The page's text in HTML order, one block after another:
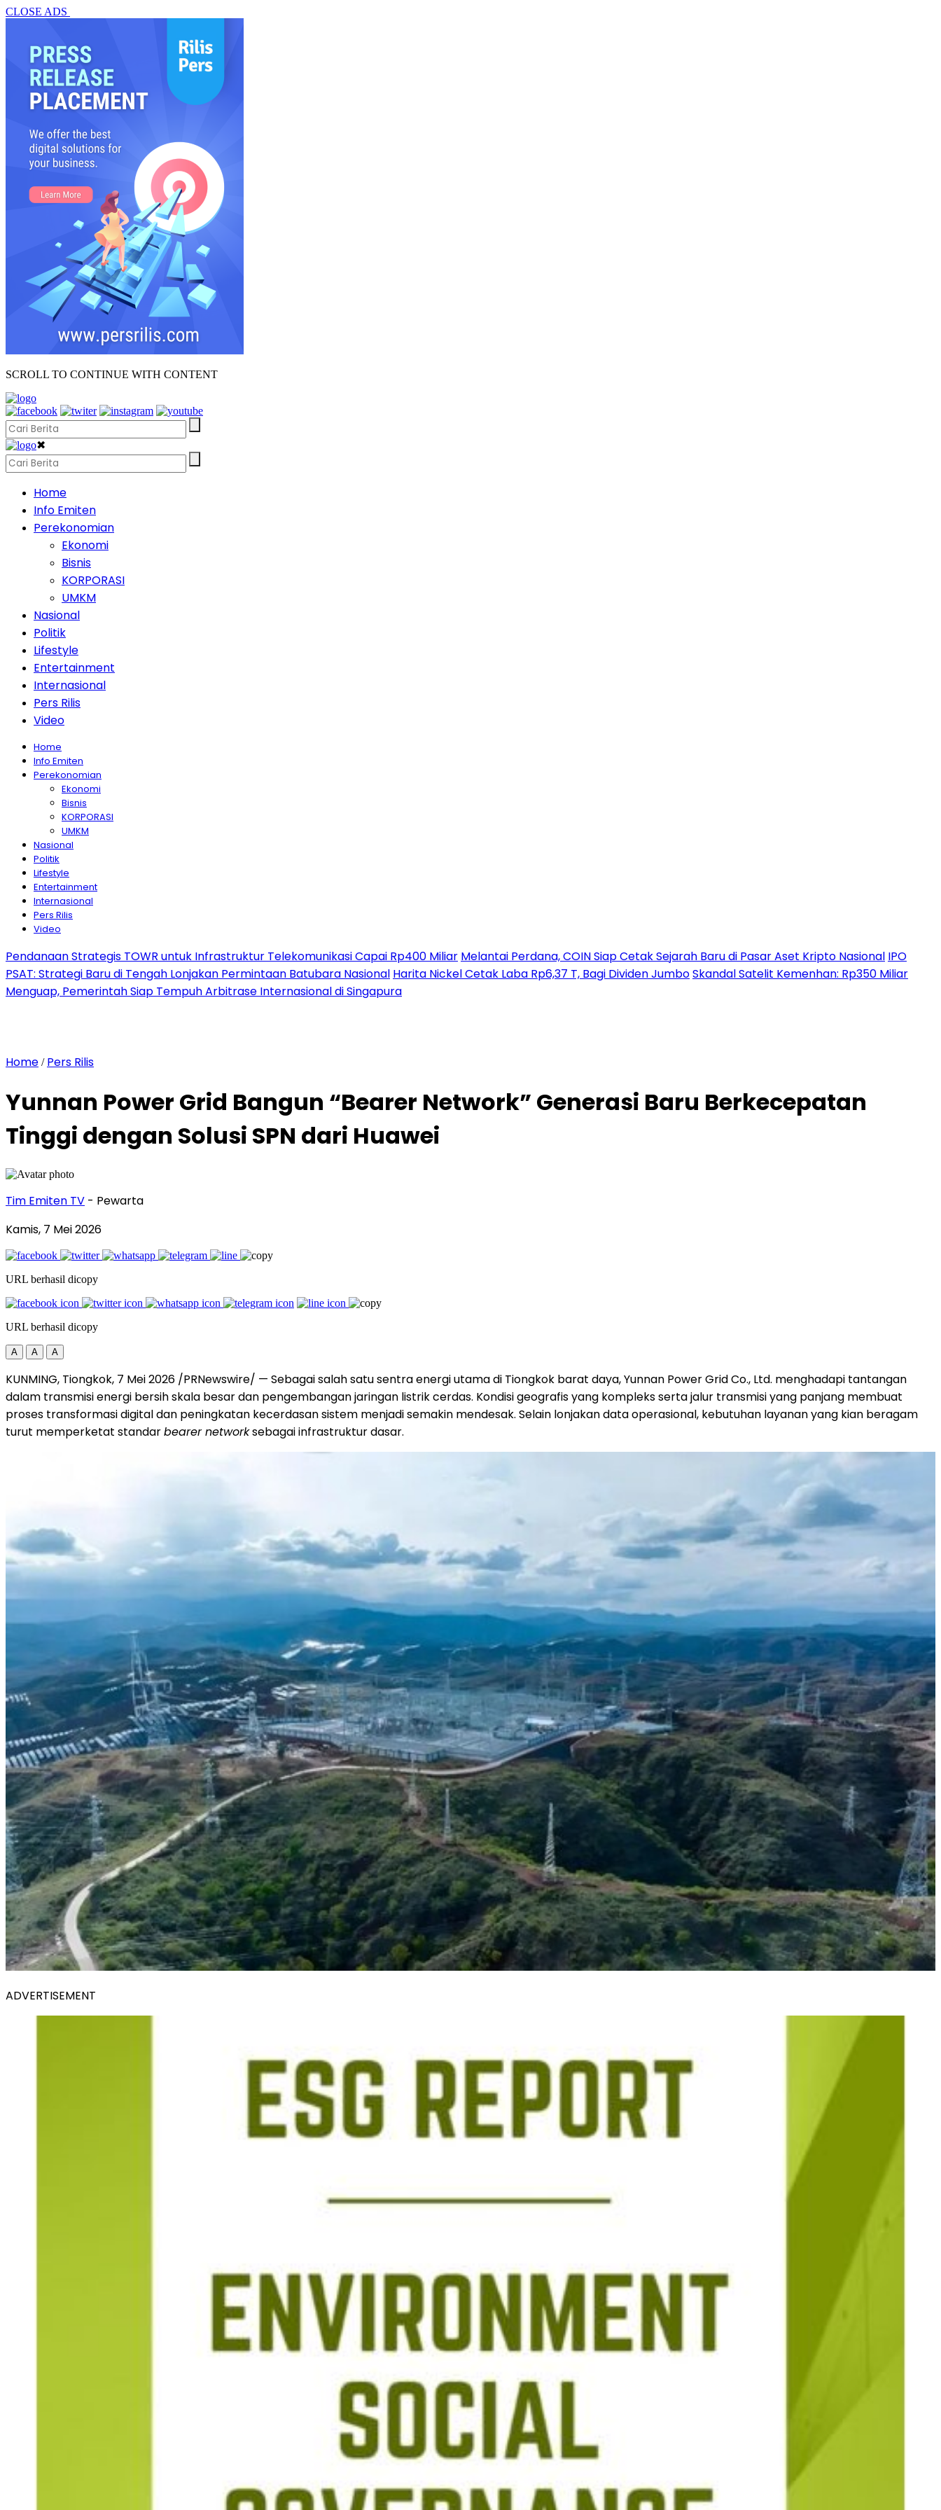
CLOSE ADS
SCROLL TO CONTINUE WITH CONTENT
✖
Home
Info Emiten
Perekonomian
Ekonomi
Bisnis
KORPORASI
UMKM
Nasional
Politik
Lifestyle
Entertainment
Internasional
Pers Rilis
Video
Home
Info Emiten
Perekonomian
Ekonomi
Bisnis
KORPORASI
UMKM
Nasional
Politik
Lifestyle
Entertainment
Internasional
Pers Rilis
Video
Pendanaan Strategis TOWR untuk Infrastruktur Telekomunikasi Capai Rp400 Miliar Melantai Perdana, COIN Siap Cetak Sejarah Baru di Pasar Aset Kripto Nasional IPO
PSAT: Strategi Baru di Tengah Lonjakan Permintaan Batubara Nasional Harita Nickel Cetak Laba Rp6,37 T, Bagi Dividen JumboSkandal Satelit Kemenhan: Rp350 Miliar
Menguap, Pemerintah Siap Tempuh Arbitrase Internasional di Singapura
Home / Pers Rilis
Yunnan Power Grid Bangun “Bearer Network” Generasi Baru Berkecepatan
Tinggi dengan Solusi SPN dari Huawei
Tim Emiten TV - Pewarta
Kamis, 7 Mei 2026
URL berhasil dicopy
URL berhasil dicopy
A A A
KUNMING, Tiongkok, 7 Mei 2026 /PRNewswire/ — Sebagai salah satu sentra energi utama di Tiongkok barat daya, Yunnan Power Grid Co., Ltd. menghadapi tantangan
dalam transmisi energi bersih skala besar dan pengembangan jaringan listrik cerdas. Kondisi geografis yang kompleks serta jalur transmisi yang panjang membuat
proses transformasi digital dan peningkatan kecerdasan sistem menjadi semakin mendesak. Selain lonjakan data operasional, kebutuhan layanan yang kian beragam
turut memperketat standarbearer networksebagai infrastruktur dasar.
ADVERTISEMENT